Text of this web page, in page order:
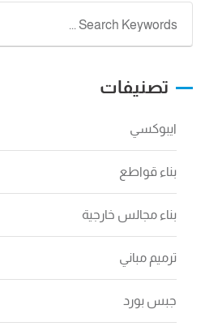
تصنيفات
ايبوكسي
بناء قواطع
بناء مجالس خارجية
ترميم مباني
جبس بورد